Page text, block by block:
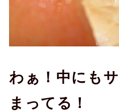
わぁ！中にも
まってる！